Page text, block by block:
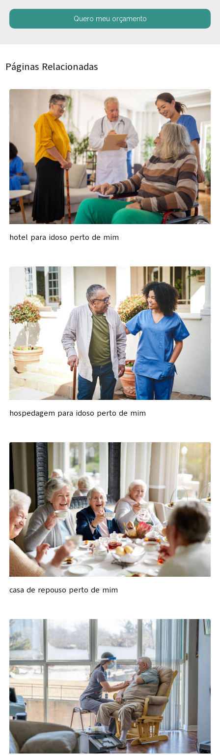
Quero meu orçamento
Páginas Relacionadas
hotel para idoso perto de mim
hospedagem para idoso perto de mim
casa de repouso perto de mim